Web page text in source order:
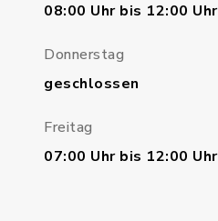
08:00 Uhr bis 12:00 Uhr
Donnerstag
geschlossen
Freitag
07:00 Uhr bis 12:00 Uhr